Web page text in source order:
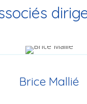
Brice Mallié